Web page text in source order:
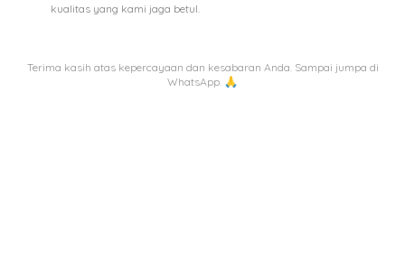
kualitas yang kami jaga betul.
Terima kasih atas kepercayaan dan kesabaran Anda. Sampai jumpa di
WhatsApp. 🙏